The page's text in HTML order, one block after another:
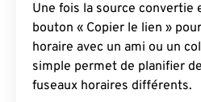
Une fois la source convertie
bouton « Copier le lien »
horaire avec un ami ou un
simple permet de planifier
fuseaux horaires différents.